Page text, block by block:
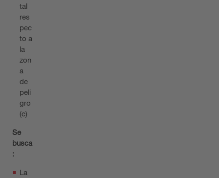
tal
res
pec
to a
la
zon
a
de
peli
gro
(c)
Se
busca
:
La